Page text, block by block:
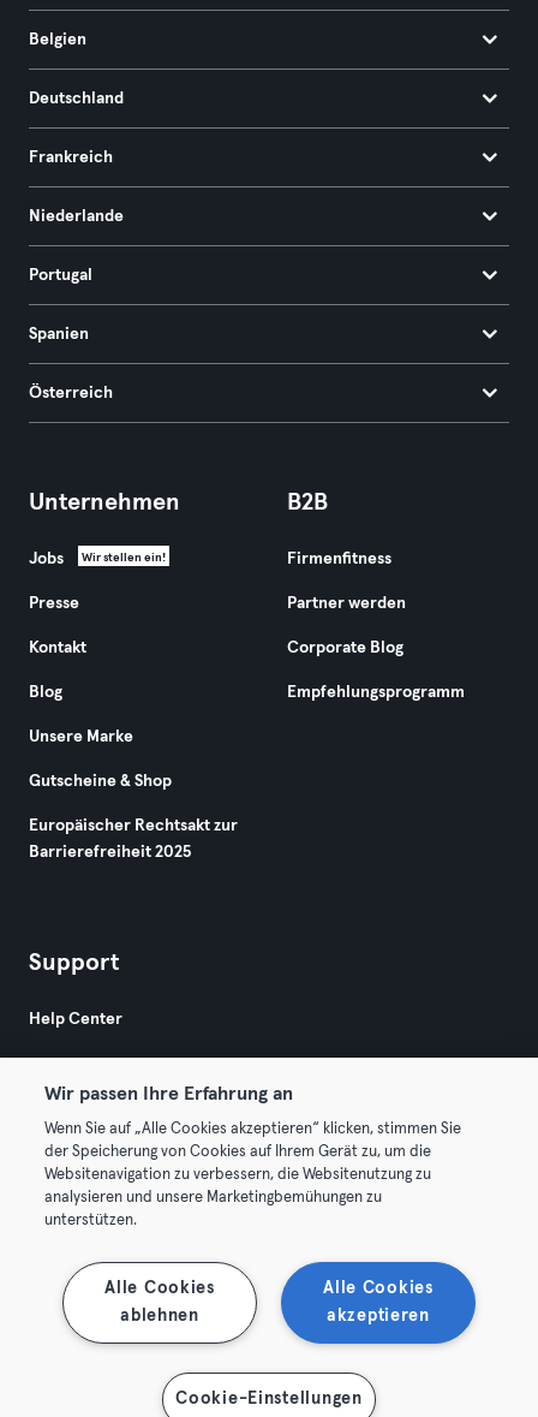
Belgien
Deutschland
Frankreich
Niederlande
Portugal
Spanien
Österreich
Unternehmen
Jobs Wir stellen ein!
Presse
Kontakt
Blog
Unsere Marke
Gutscheine & Shop
Europäischer Rechtsakt zur
Barrierefreiheit 2025
B2B
Firmenfitness
Partner werden
Corporate Blog
Empfehlungsprogramm
Support
Help Center
© 2026 Urban Sports Group GmbH. All rights reserved.
AGB Datenschutz
Vertrag hier kündigen Hier Verträge widerrufen
Wir passen Ihre Erfahrung an
Wenn Sie auf „Alle Cookies akzeptieren“ klicken, stimmen Sie
der Speicherung von Cookies auf Ihrem Gerät zu, um die
Websitenavigation zu verbessern, die Websitenutzung zu
analysieren und unsere Marketingbemühungen zu
unterstützen.
Alle Cookies
akzeptieren
Alle Cookies
ablehnen
Cookie-Einstellungen